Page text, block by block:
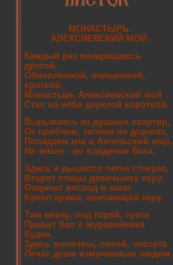
МОНАСТЫРЬ
АЛЕКСИЕВСКИЙ МОЙ
Каждый раз возвращаюсь
другой-
Обновленной, очищенной,
кроткой.
Монастырь Алексиевский мой
Стал на небо дорогой короткой.
Вырываясь из душных квартир,
От проблем, толчеи на дорогах,
Попадаем мы в Ангельский мир,
На земле - во владения Бога.
Здесь и дышится легче стократ,
Вторят птицы девичьему хору.
Озаряют восход и закат
Купол храма, венчающий гору.
Там внизу, под горой, суета
Правит бал в муравейнике
буден.
Здесь молитвы, покой, чистота
Лечат души измученным людям.